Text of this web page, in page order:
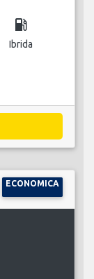
local_gas_station
Ibrida
ECONOMICA